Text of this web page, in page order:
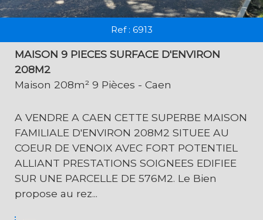
Ref : 6913
MAISON 9 PIECES SURFACE D'ENVIRON
208M2
Maison 208m² 9 Pièces - Caen
A VENDRE A CAEN CETTE SUPERBE MAISON
FAMILIALE D'ENVIRON 208M2 SITUEE AU
COEUR DE VENOIX AVEC FORT POTENTIEL
ALLIANT PRESTATIONS SOIGNEES EDIFIEE
SUR UNE PARCELLE DE 576M2. Le Bien
propose au rez...